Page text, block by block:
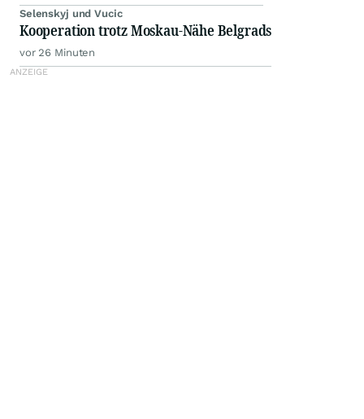
Selenskyj und Vucic
Kooperation trotz Moskau-Nähe Belgrads
vor 26 Minuten